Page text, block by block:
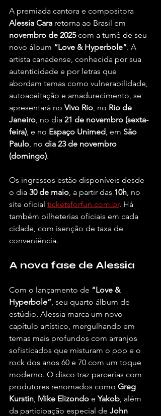
A premiada cantora e compositora
Alessia Cara retorna ao Brasil em
novembro de 2025 com a turnê de seu
novo álbum “Love & Hyperbole”. A
artista canadense, conhecida por sua
autenticidade e por letras que
abordam temas como vulnerabilidade,
autoaceitação e amadurecimento, se
apresentará no Vivo Rio , no Rio de
Janeiro , no dia 21 de novembro (sexta-
feira) , e no Espaço Unimed , em São
Paulo , no dia 23 de novembro
(domingo).
Os ingressos estão disponíveis desde
o dia 30 de maio , a partir das 10h , no
site oficial ticketsforfun.com.br. Há
também bilheterias oficiais em cada
cidade, com isenção de taxa de
conveniência.
A nova fase de Alessia
Com o lançamento de “Love &
Hyperbole” , seu quarto álbum de
estúdio, Alessia marca um novo
capítulo artístico, mergulhando em
temas mais profundos com arranjos
sofisticados que misturam o pop e o
rock dos anos 60 e 70 com um toque
moderno. O disco traz parcerias com
produtores renomados como Greg
Kurstin Mike Elizondo e Yakob , além
da participação especial de John